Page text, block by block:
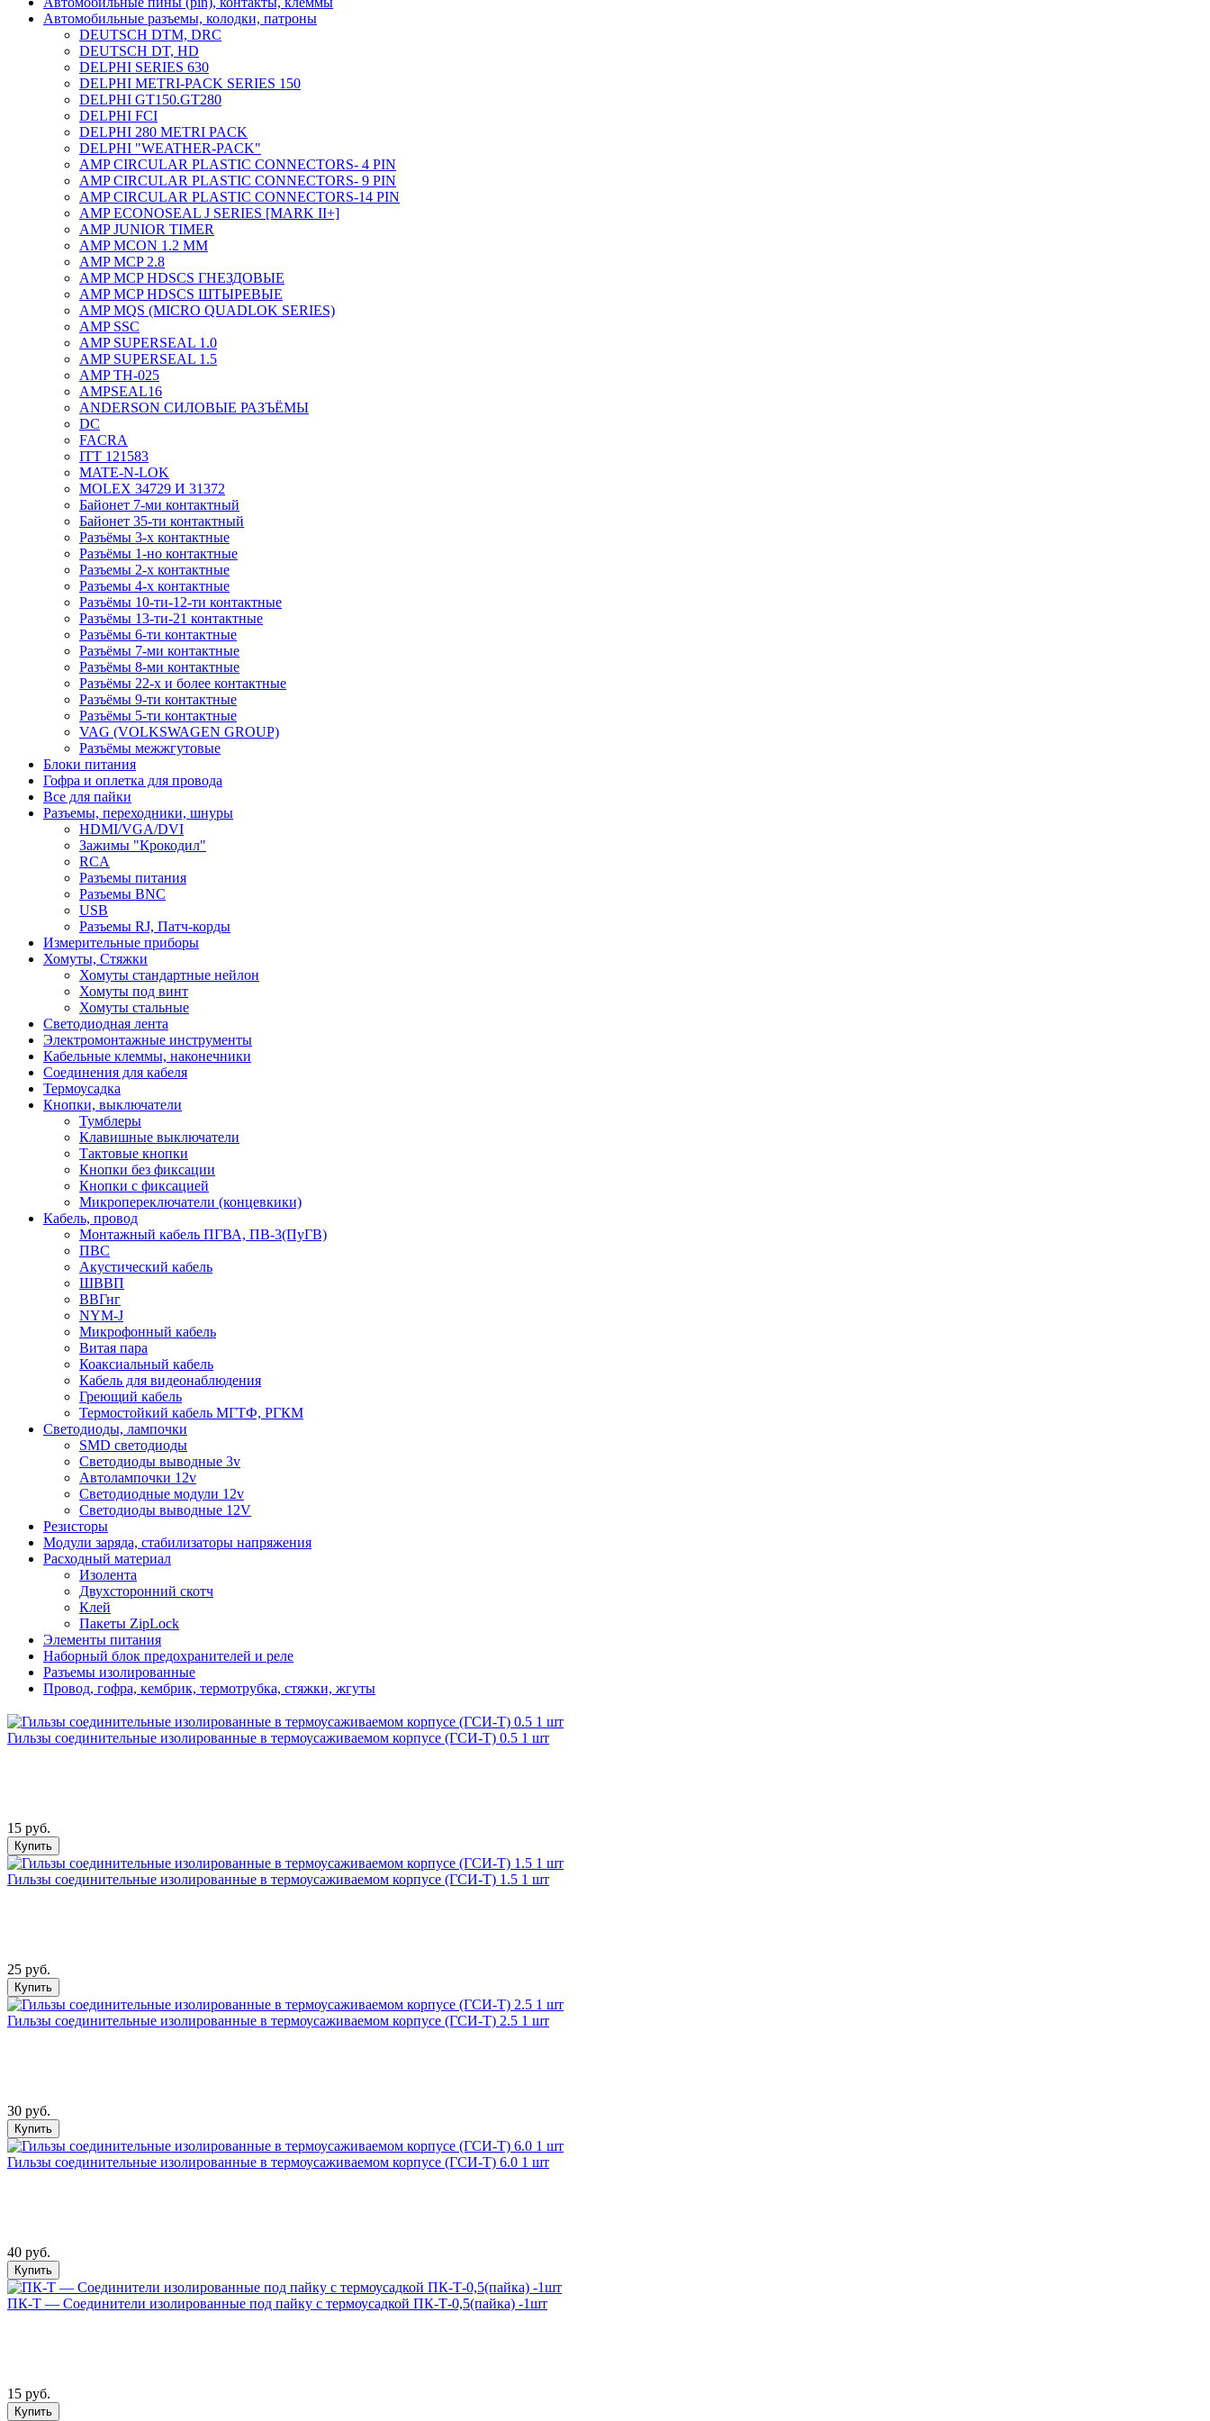
Автомобильные разъемы, колодки, патроны
DEUTSCH DTM, DRC
DEUTSCH DT, HD
DELPHI SERIES 630
DELPHI METRI-PACK SERIES 150
DELPHI GT150.GT280
DELPHI FCI
DELPHI 280 METRI PACK
DELPHI "WEATHER-PACK"
AMP CIRCULAR PLASTIC CONNECTORS- 4 PIN
AMP CIRCULAR PLASTIC CONNECTORS- 9 PIN
AMP CIRCULAR PLASTIC CONNECTORS-14 PIN
AMP ECONOSEAL J SERIES [MARK II+]
AMP JUNIOR TIMER
AMP MCON 1.2 MM
AMP MCP 2.8
AMP MCP HDSCS ГНЕЗДОВЫЕ
AMP MCP HDSCS ШТЫРЕВЫЕ
AMP MQS (MICRO QUADLOK SERIES)
AMP SSC
AMP SUPERSEAL 1.0
AMP SUPERSEAL 1.5
AMP ТН-025
AMPSEAL16
ANDERSON СИЛОВЫЕ РАЗЪЁМЫ
DC
FACRA
ITT 121583
MATE-N-LOK
MOLEX 34729 И 31372
Байонет 7-ми контактный
Байонет 35-ти контактный
Разъёмы 3-х контактные
Разъёмы 1-но контактные
Разъемы 2-х контактные
Разъемы 4-х контактные
Разъёмы 10-ти-12-ти контактные
Разъёмы 13-ти-21 контактные
Разъёмы 6-ти контактные
Разъёмы 7-ми контактные
Разъёмы 8-ми контактные
Разъёмы 22-х и более контактные
Разъёмы 9-ти контактные
Разъёмы 5-ти контактные
VAG (VOLKSWAGEN GROUP)
Разъёмы межжгутовые
Блоки питания
Гофра и оплетка для провода
Все для пайки
Разъемы, переходники, шнуры
HDMI/VGA/DVI
Зажимы "Крокодил"
RCA
Разъемы питания
Разъемы BNC
USB
Разъемы RJ, Патч-корды
Измерительные приборы
Хомуты, Стяжки
Хомуты стандартные нейлон
Хомуты под винт
Хомуты стальные
Светодиодная лента
Электромонтажные инструменты
Кабельные клеммы, наконечники
Соединения для кабеля
Термоусадка
Кнопки, выключатели
Тумблеры
Клавишные выключатели
Тактовые кнопки
Кнопки без фиксации
Кнопки с фиксацией
Микропереключатели (концевкики)
Кабель, провод
Монтажный кабель ПГВА, ПВ-3(ПуГВ)
ПВС
Акустический кабель
ШВВП
ВВГнг
NYM-J
Микрофонный кабель
Витая пара
Коаксиальный кабель
Кабель для видеонаблюдения
Греющий кабель
Термостойкий кабель МГТФ, РГКМ
Светодиоды, лампочки
SMD светодиоды
Светодиоды выводные 3v
Автолампочки 12v
Светодиодные модули 12v
Светодиоды выводные 12V
Резисторы
Модули заряда, стабилизаторы напряжения
Расходный материал
Изолента
Двухсторонний скотч
Клей
Пакеты ZipLock
Элементы питания
Наборный блок предохранителей и реле
Разъемы изолированные
Провод, гофра, кембрик, термотрубка, стяжки, жгуты
Гильзы соединительные изолированные в термоусаживаемом корпусе (ГСИ-Т) 0.5 1 шт
15 руб.
Купить
Гильзы соединительные изолированные в термоусаживаемом корпусе (ГСИ-Т) 1.5 1 шт
25 руб.
Купить
Гильзы соединительные изолированные в термоусаживаемом корпусе (ГСИ-Т) 2.5 1 шт
30 руб.
Купить
Гильзы соединительные изолированные в термоусаживаемом корпусе (ГСИ-Т) 6.0 1 шт
40 руб.
Купить
ПК-Т — Соединители изолированные под пайку с термоусадкой ПК-Т-0,5(пайка) -1шт
15 руб.
Купить